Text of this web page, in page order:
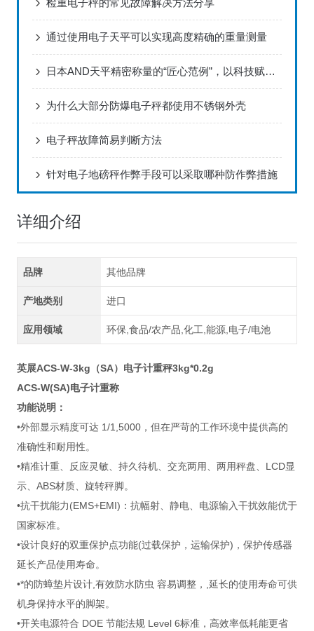
检重电子秤的常见故障解决方法分享
通过使用电子天平可以实现高度精确的重量测量
日本AND天平精密称量的“匠心范例”，以科技赋能全球实验室
为什么大部分防爆电子秤都使用不锈钢外壳
电子秤故障简易判断方法
针对电子地磅秤作弊手段可以采取哪种防作弊措施
详细介绍
品牌 其他品牌
产地类别 进口
应用领域 环保,食品/农产品,化工,能源,电子/电池
英展ACS-W-3kg（SA）电子计重秤3kg*0.2g
ACS-W(SA)电子计重称
功能说明：
•外部显示精度可达 1/1,5000，但在严苛的工作环境中提供高的
准确性和耐用性。
•精准计重、反应灵敏、持久待机、交充两用、两用秤盘、LCD显
示、ABS材质、旋转秤脚。
•抗干扰能力(EMS+EMI)：抗幅射、静电、电源输入干扰效能优于
国家标准。
•设计良好的双重保护点功能(过载保护，运输保护)，保护传感器
延长产品使用寿命。
•*的防蟑垫片设计,有效防水防虫 容易调整，,延长的使用寿命可供
机身保持水平的脚架。
•开关电源符合 DOE 节能法规 Level 6标准，高效率低耗能更省